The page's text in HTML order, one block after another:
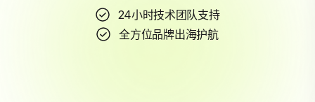
24小时技术团队支持
全方位品牌出海护航